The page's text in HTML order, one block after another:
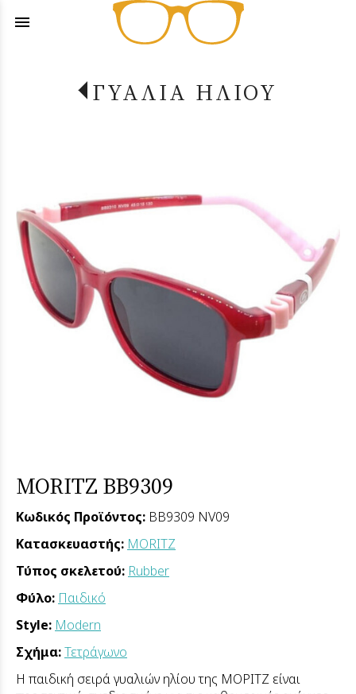
menu
ΓΥΑΛΙΑ ΗΛΙΟΥ
MORITZ BB9309
Κωδικός Προϊόντος: BB9309 NV09
Κατασκευαστής: MORITZ
Τύπος σκελετού: Rubber
Φύλο: Παιδικό
Style: Modern
Σχήμα:Τετράγωνο
Η παιδική σειρά γυαλιών ηλίου της ΜΟΡΙΤΖ είναι